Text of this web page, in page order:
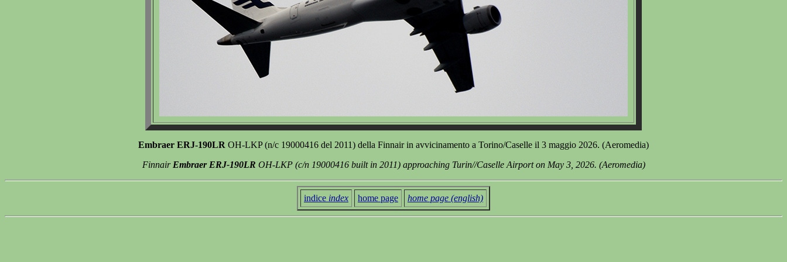
Embraer ERJ-190LR OH-LKP (n/c 19000416 del 2011) della Finnair in avvicinamento a Torino/Caselle il 3 maggio 2026. (Aeromedia)
Finnair Embraer ERJ-190LR OH-LKP (c/n 19000416 built in 2011) approaching Turin//Caselle Airport on May 3, 2026. (Aeromedia)
indice index home page home page (english)